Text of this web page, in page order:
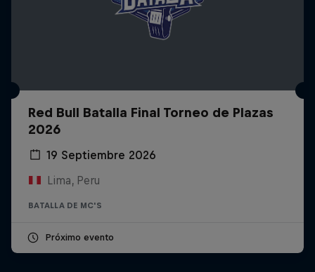
Red Bull Batalla Final Torneo de Plazas
2026
19 Septiembre 2026
Lima, Peru
BATALLA DE MC'S
Próximo evento